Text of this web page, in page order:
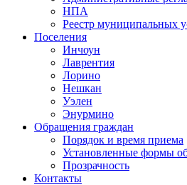
НПА
Реестр муниципальных
Поселения
Инчоун
Лаврентия
Лорино
Нешкан
Уэлен
Энурмино
Обращения граждан
Порядок и время приема
Установленные формы
Прозрачность
Контакты